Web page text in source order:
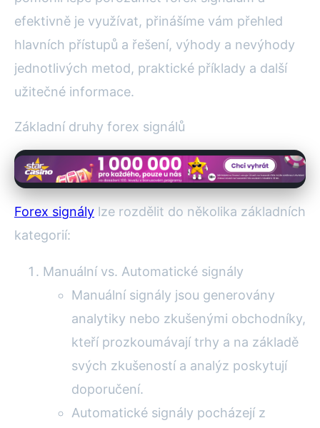
efektivně je využívat, přinášíme vám přehled
hlavních přístupů a řešení, výhody a nevýhody
jednotlivých metod, praktické příklady a další
užitečné informace.
Základní druhy forex signálů
Forex signály lze rozdělit do několika základních
kategorií:
Manuální vs. Automatické signály
Manuální signály jsou generovány
analytiky nebo zkušenými obchodníky,
kteří prozkoumávají trhy a na základě
svých zkušeností a analýz poskytují
doporučení.
Automatické signály pocházejí z